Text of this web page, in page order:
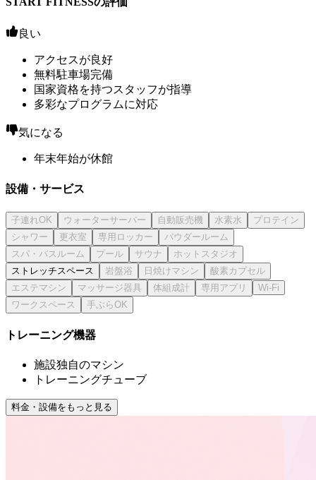
良い
アクセスが良好
無料駐車場完備
国家資格を持つスタッフが指導
多彩なプログラムに対応
気になる
年末年始が休館
設備・サービス
ストレッチスペース
トレーニング機器
施設独自のマシン
トレーニングチューブ
料金・設備をもっと見る